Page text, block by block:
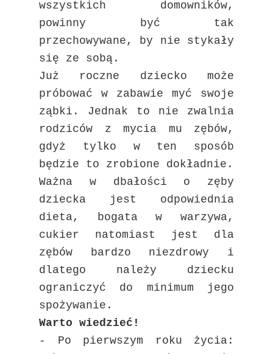
wszystkich domowników,
powinny być tak
przechowywane, by nie stykały
się ze sobą.
Już roczne dziecko może
próbować w zabawie myć swoje
ząbki. Jednak to nie zwalnia
rodziców z mycia mu zębów,
gdyż tylko w ten sposób
będzie to zrobione dokładnie.
Ważna w dbałości o zęby
dziecka jest odpowiednia
dieta, bogata w warzywa,
cukier natomiast jest dla
zębów bardzo niezdrowy i
dlatego należy dziecku
ograniczyć do minimum jego
spożywanie.
Warto wiedzieć!
- Po pierwszym roku życia: